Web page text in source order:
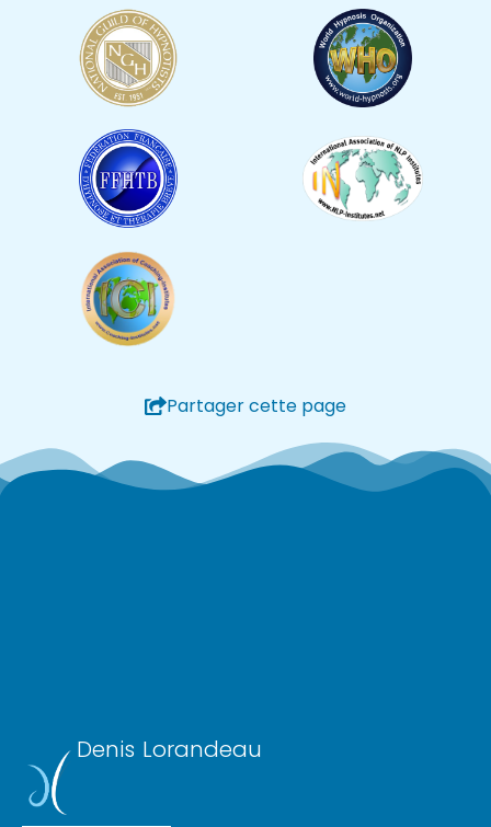
Partager cette page
Denis Lorandeau